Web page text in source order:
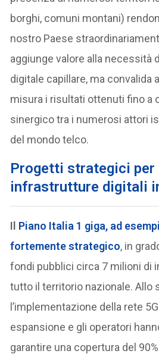
borghi, comuni montani)
nostro Paese
aggiunge valore alla necessità
digitale capillare, ma convalida
misura i risultati ottenuti fino a
sinergico tra i numerosi attori
del mondo telco.
Progetti strategici per
infrastrutture digitali
Il Piano Italia 1 giga, ad
fortemente strategico, in
fondi pubblici circa 7 milioni di
tutto il territorio nazionale. Allo
l’implementazione della rete
espansione e gli operatori
garantire una copertura del